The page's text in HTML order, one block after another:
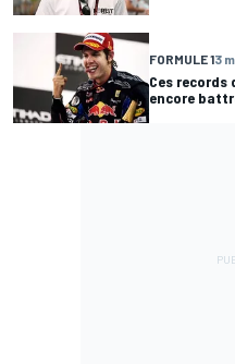
FORMULE 13 m
Ces records
encore